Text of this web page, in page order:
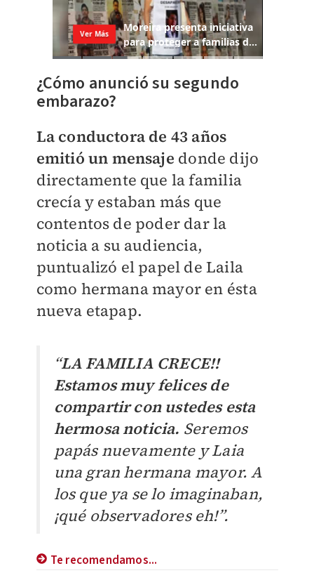
¿Cómo anunció su segundo
embarazo?
La conductora de 43 años
emitió un mensaje donde dijo
directamente que la familia
crecía y estaban más que
contentos de poder dar la
noticia a su audiencia,
puntualizó el papel de Laila
como hermana mayor en ésta
nueva etapap.
“LA FAMILIA CRECE!!
Estamos muy felices de
compartir con ustedes esta
hermosa noticia. Seremos
papás nuevamente y Laia
una gran hermana mayor. A
los que ya se lo imaginaban,
¡qué observadores eh!”.
Te recomendamos...